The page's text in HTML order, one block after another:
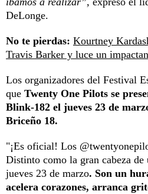
DeLonge.
No te pierdas: Kourtney
Travis Barker y luce un
Los organizadores del Festival
que Twenty One Pilots se
Blink-182 el jueves 23 de
Briceño 18.
"¡Es oficial! Los
Distinto como la gran cabeza de
jueves 23 de marzo. Son un
acelera corazones, arranca